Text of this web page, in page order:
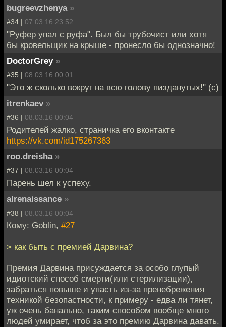
bugreevzhenya »
#34 | 07.03.16 23:52
"Руфер упал с руфа". Был бы трубочист или хотя
бы кровельщик на крыше - пронесло бы однозначно!
DoctorGrey »
#35 | 08.03.16 00:01
"Это ж сколько вокруг на всю голову пизданутых!" (с)
itrenkaev »
#36 | 08.03.16 00:04
Родителей жалко, страничка его вконтакте
https://vk.com/id175267363
roo.dreisha »
#37 | 08.03.16 00:04
Парень шел к успеху.
alrenaissance »
#38 | 08.03.16 00:04
Кому: Goblin, #27
> как быть с премией Дарвина?
Премия Дарвина присуждается за особо глупый
идиотский способ смерти(или стерилизации),
забраться повыше и упасть из-за пренебрежения
техникой безопастности, к примеру - едва ли тянет,
уж очень банально, таким способом вообще много
людей умирает, чтоб за это премию Дарвина давать.